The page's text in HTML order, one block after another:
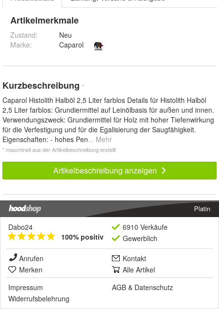
Artikelmerkmale
Zustand:
Neu
Marke:
Caparol
Kurzbeschreibung *
Caparol Histolith Halböl 2,5 Liter farblos Details für Histolith Halböl
2,5 Liter farblos: Grundiermittel auf Leinölbasis für außen und innen.
Verwendungszweck: Grundiermittel für Holz mit hoher Tiefenwirkung
für die Verfestigung und für die Egalisierung der Saugfähigkeit.
Eigenschaften: - hohes Pen... Mehr
* maschinell aus der Artikelbeschreibung erstellt
Artikelbeschreibung anzeigen
Platin
Dabo24
100% positiv
6910 Verkäufe
Gewerblich
Anrufen
Kontakt
Merken
Alle Artikel
Impressum
AGB & Datenschutz
Widerrufsbelehrung